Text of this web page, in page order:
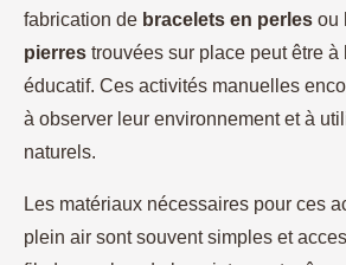
fabrication de bracelets en perles ou
pierres trouvées sur place peut être à
éducatif. Ces activités manuelles
à observer leur environnement et à
naturels.
Les matériaux nécessaires pour ces
plein air sont souvent simples et